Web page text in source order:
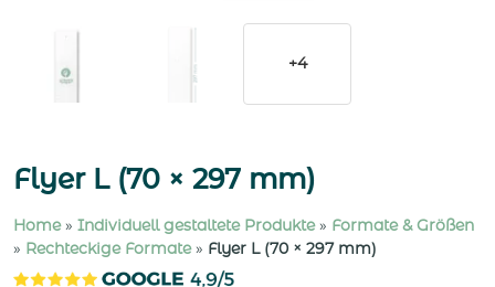
+4
Flyer L (70 × 297 mm)
Home» Individuell gestaltete Produkte» Formate & Größen
» Rechteckige Formate» Flyer L (70 × 297 mm)